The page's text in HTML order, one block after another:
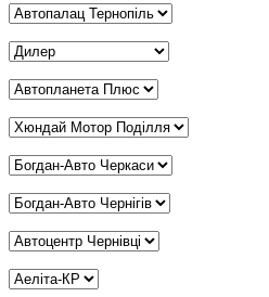
Дилер Тернопіль*
Дилер Харків
Дилер Херсон*
Дилер Хмельницький
Дилер Черкаси*
Дилер Чернігів*
Дилер Чернівці*
Дилер Кривий Ріг